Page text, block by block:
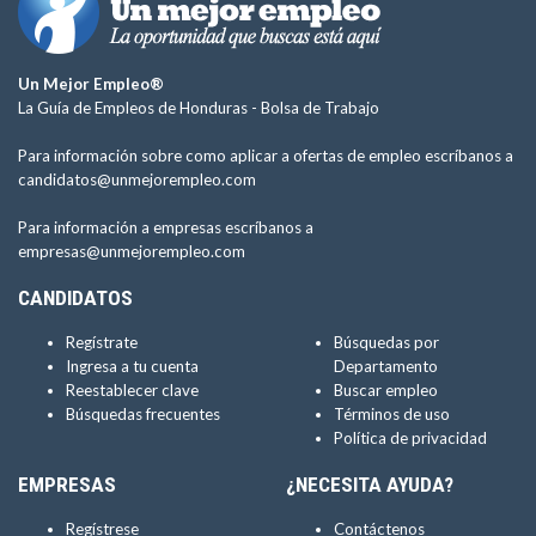
Un Mejor Empleo®
La Guía de Empleos de Honduras - Bolsa de Trabajo
Para información sobre como aplicar a ofertas de empleo escríbanos a
candidatos@unmejorempleo.com
Para información a empresas escríbanos a
empresas@unmejorempleo.com
CANDIDATOS
Regístrate
Ingresa a tu cuenta
Reestablecer clave
Búsquedas frecuentes
Búsquedas por
Departamento
Buscar empleo
Términos de uso
Política de privacidad
EMPRESAS
Regístrese
¿NECESITA AYUDA?
Contáctenos